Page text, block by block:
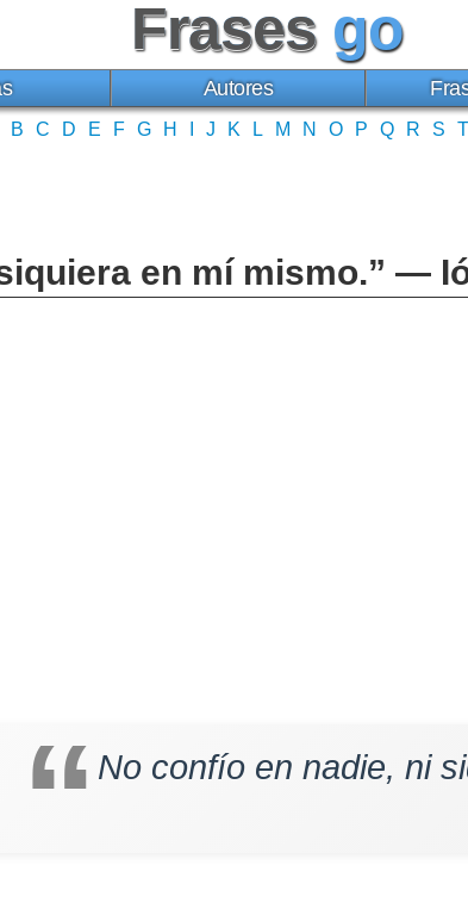
Frases go
Autores
B C D E F G H J K L M N O P Q R S T
en mí mismo.” —
No confío en nadie, ni